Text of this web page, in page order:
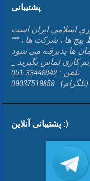
پشتیبانی
اسلامي ايران است
*** کلیه سفارشات همکاری توسط پیج ها ، شرکت ها ،
تلفن : 33449842-051
: 09037519859
پشتیبانی آنلاین :)